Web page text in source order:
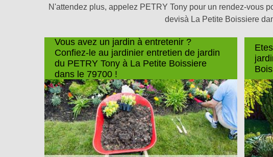
N'attendez plus, appelez PETRY Tony pour un rendez-vous
devisà La Petite Boissiere
Vous avez un jardin à entretenir ?
Confiez-le au jardinier entretien de jardin
du PETRY Tony à La Petite Boissiere
dans le 79700 !